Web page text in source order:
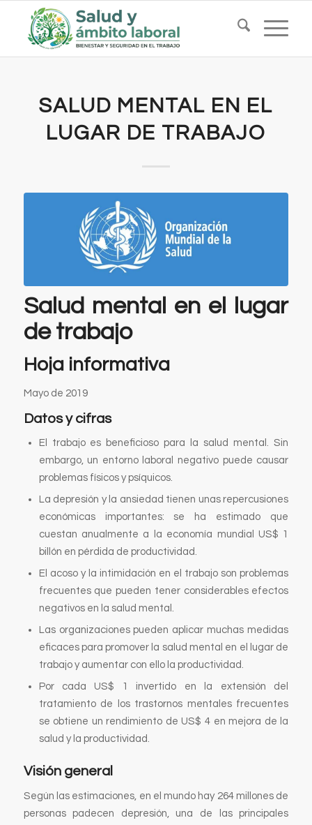
SALUD MENTAL EN EL
LUGAR DE TRABAJO
Salud mental en el lugar
de trabajo
Hoja informativa
Mayo de 2019
Datos y cifras
El trabajo es beneficioso para la salud mental. Sin
embargo, un entorno laboral negativo puede causar
problemas físicos y psíquicos.
La depresión y la ansiedad tienen unas repercusiones
económicas importantes: se ha estimado que
cuestan anualmente a la economía mundial US$ 1
billón en pérdida de productividad.
El acoso y la intimidación en el trabajo son problemas
frecuentes que pueden tener considerables efectos
negativos en la salud mental.
Las organizaciones pueden aplicar muchas medidas
eficaces para promover la salud mental en el lugar de
trabajo y aumentar con ello la productividad.
Por cada US$ 1 invertido en la extensión del
tratamiento de los trastornos mentales frecuentes
se obtiene un rendimiento de US$ 4 en mejora de la
salud y la productividad.
Visión general
Según las estimaciones, en el mundo hay 264 millones de
personas padecen depresión, una de las principales